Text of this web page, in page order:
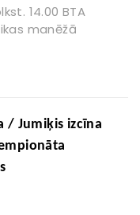
14.00 BTA
manēžā
/ Jumiķis izcīna